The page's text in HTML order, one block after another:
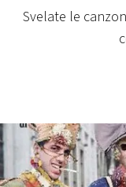
PLAYLIST
CONCORSI
Svelate le